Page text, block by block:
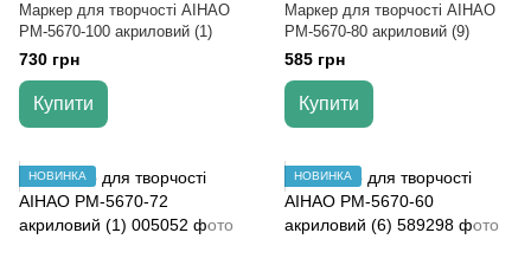
Маркер для творчості AIHAO
РМ-5670-100 акриловий (1)
730 грн
Купити
Маркер для творчості AIHAO
РМ-5670-80 акриловий (9)
585 грн
Купити
НОВИНКА НОВИНКА